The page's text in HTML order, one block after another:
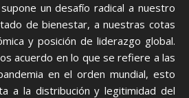
un desafío radical a nuestro
de bienestar, a nuestras cotas
y posición de liderazgo global.
acuerdo en lo que se refiere a las
en el orden mundial, esto
a la distribución y legitimidad del